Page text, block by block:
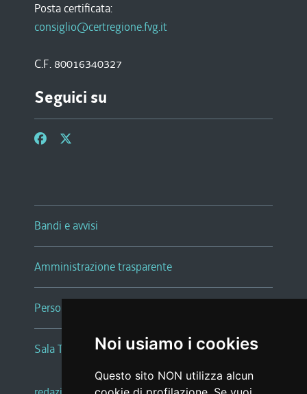
Noi usiamo i cookies
Questo sito NON utilizza alcun
Posta certificata:
consiglio@certregione.fvg.it
C.F. 80016340327
Seguici su
Bandi e avvisi
Amministrazione trasparente
Persone e Uffici
Sala Tiziano Tessitori